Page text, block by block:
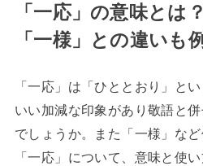
「一応」の意味とは
「一様」との違いも
「一応」は「ひととおり」と
いい加減な印象があり敬語と
でしょうか。また「一様」な
「一応」について、意味と使